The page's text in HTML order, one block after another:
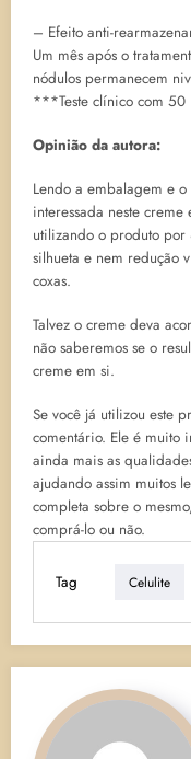
– Efeito anti-
Um mês após o
nódulos permanecem
***Teste clínico com 50
Opinião da autora:
Lendo a embalagem e
interessada neste
utilizando o produto por
silhueta e nem redução
coxas.
Talvez o creme deva
não saberemos se o
creme em si.
Se você já utilizou este
comentário. Ele é muito
ainda mais as
ajudando assim muitos
completa sobre o
comprá-lo ou não.
Tag Celulite